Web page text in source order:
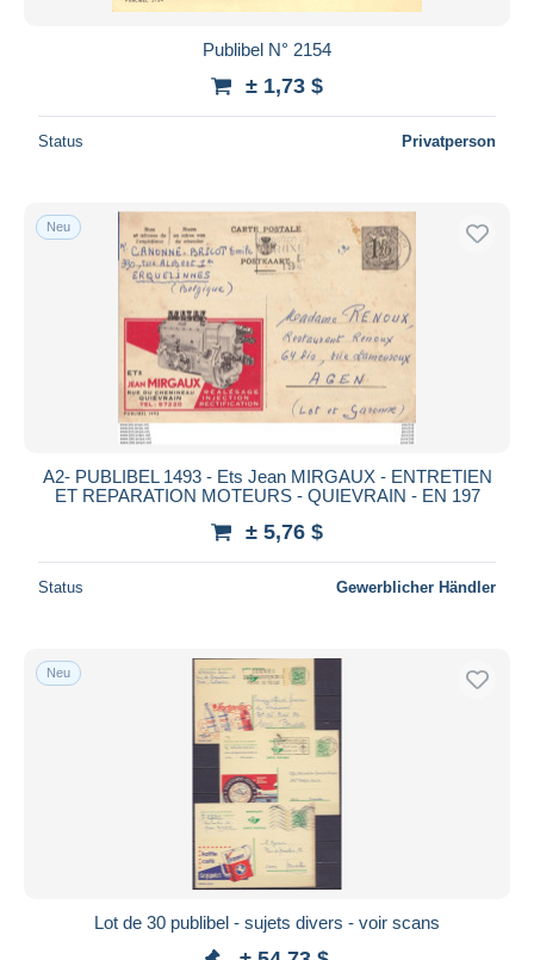
Publibel N° 2154
± 1,73 $
Status Privatperson
Neu
A2- PUBLIBEL 1493 - Ets Jean MIRGAUX - ENTRETIEN
ET REPARATION MOTEURS - QUIEVRAIN - EN 197
± 5,76 $
Status Gewerblicher Händler
Neu
Lot de 30 publibel - sujets divers - voir scans